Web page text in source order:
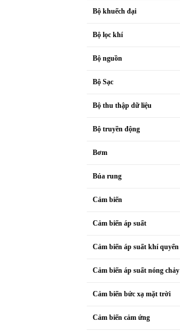
Bộ khuếch đại
Bộ lọc khí
Bộ nguồn
Bộ Sạc
Bộ thu thập dữ liệu
Bộ truyền động
Bơm
Búa rung
Cảm biến
Cảm biến áp suất
Cảm biến áp suất khí quyển
Cảm biến áp suất nóng chảy
Cảm biến bức xạ mặt trời
Cảm biến cảm ứng